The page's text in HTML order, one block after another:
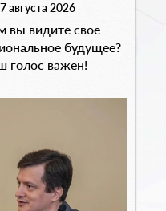
августа 2026
вы видите свое
будущее?
голос важен!